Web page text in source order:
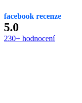
facebook recenze
5.0
230+ hodnocení